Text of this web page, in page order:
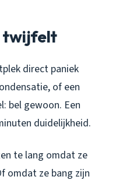
twijfelt
direct paniek
of een
bel gewoon. Een
duidelijkheid.
te lang omdat ze
omdat ze bang zijn